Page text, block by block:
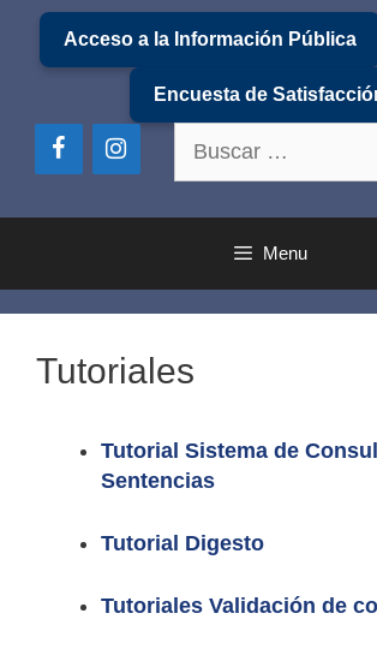
Saltar
contenido
Acceso a la Información Pública
Encuesta de
Menu
Tutoriales
Tutorial Sistema de
Sentencias
Tutorial Digesto
Tutoriales Validación de